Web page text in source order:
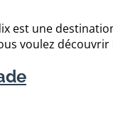
est une
voulez découvrir